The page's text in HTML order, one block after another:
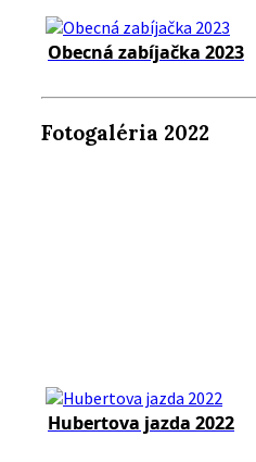
Obecná zabíjačka 2023
Fotogaléria 2022
Hubertova jazda 2022